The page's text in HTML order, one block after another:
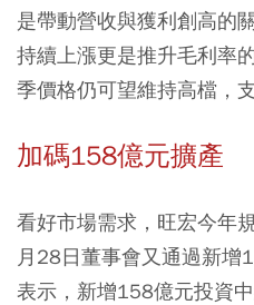
是帶動營收與獲利創高的
持續上漲更是推升毛利率
季價格仍可望維持高檔，
加碼158億元擴產
看好市場需求，旺宏今年
月28日董事會又通過新增
表示，新增158億元投資